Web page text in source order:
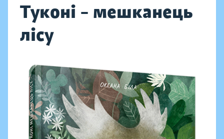
Туконі – мешканець
лісу